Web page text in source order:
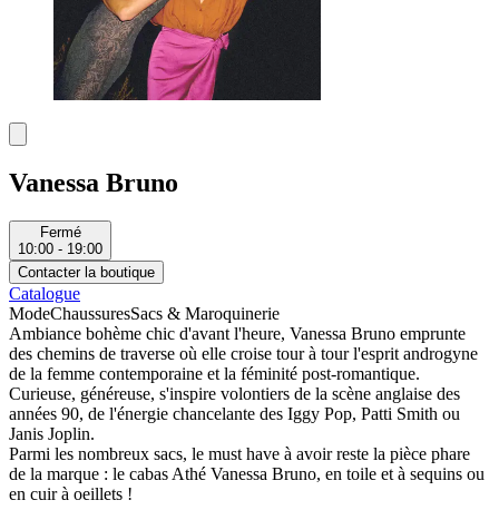
Vanessa Bruno
Fermé
10:00 - 19:00
Contacter la boutique
Catalogue
ModeChaussuresSacs & Maroquinerie
Ambiance bohème chic d'avant l'heure, Vanessa Bruno emprunte
des chemins de traverse où elle croise tour à tour l'esprit androgyne
de la femme contemporaine et la féminité post-romantique.
Curieuse, généreuse, s'inspire volontiers de la scène anglaise des
années 90, de l'énergie chancelante des Iggy Pop, Patti Smith ou
Janis Joplin.
Parmi les nombreux sacs, le must have à avoir reste la pièce phare
de la marque : le cabas Athé Vanessa Bruno, en toile et à sequins ou
en cuir à oeillets !